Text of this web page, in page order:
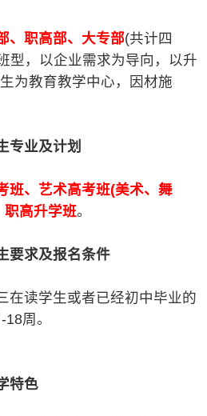
、职高部、大专部(共计四
型，以企业需求为导向，以升
为教育教学中心，因材施
专业及计划
班、艺术高考班(美术、舞
职高升学班。
要求及报名条件
在读学生或者已经初中毕业的
周。
特色